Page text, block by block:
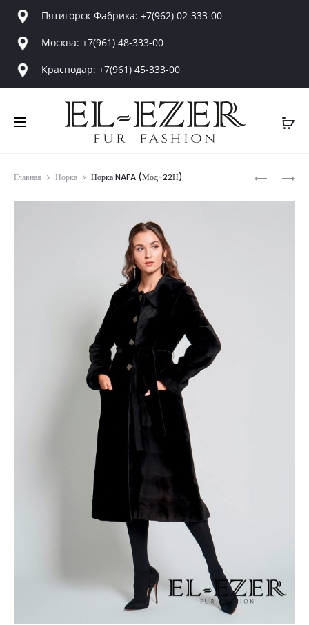
Пятигорск-Фабрика: +7(962) 02-333-00
Москва: +7(961) 48-333-00
Краснодар: +7(961) 45-333-00
НОРКА
НОРКА
Главная Норка Норка NAFA (Мод-22Н)